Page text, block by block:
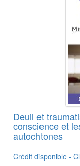
Deuil et
conscience et
autochtones
Crédit disponible -